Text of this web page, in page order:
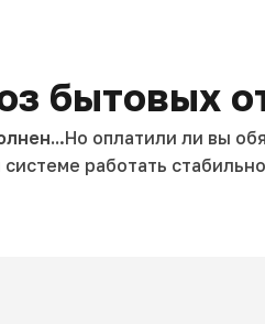
бытовых
.Но оплатили ли вы
работать